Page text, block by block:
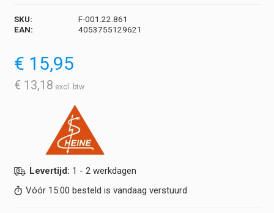
SKU:
F-001.22.861
EAN:
4053755129621
€ 15,95
€ 13,18
Levertijd: 1 - 2 werkdagen
Vóór 15:00 besteld is vandaag verstuurd